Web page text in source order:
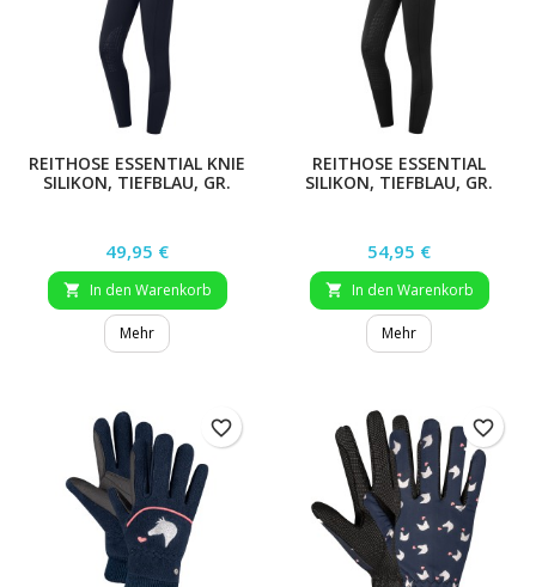
REITHOSE ESSENTIAL KNIE
SILIKON, TIEFBLAU, GR.
Preis
49,95 €
 In den Warenkorb
Mehr
REITHOSE ESSENTIAL
SILIKON, TIEFBLAU, GR.
Preis
54,95 €
 In den Warenkorb
Mehr
favorite_border favorite_border